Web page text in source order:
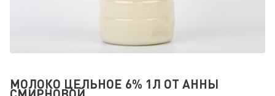
МОЛОКО ЦЕЛЬНОЕ 6% 1Л ОТ АННЫ